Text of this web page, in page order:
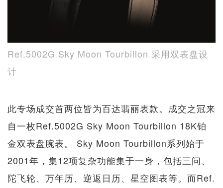
Ref.5002G Sky Moon Tourbillon 采用双表盘设
计
此专场成交首两位皆为百达翡丽表款。成交之冠来
自一枚Ref.5002G Sky Moon Tourbillon 18K铂
金双表盘腕表。 Sky Moon Tourbillon系列始于
2001年，集12项复杂功能集于一身，包括三问、
陀飞轮、万年历、逆返日历、星空图表等。而Ref.